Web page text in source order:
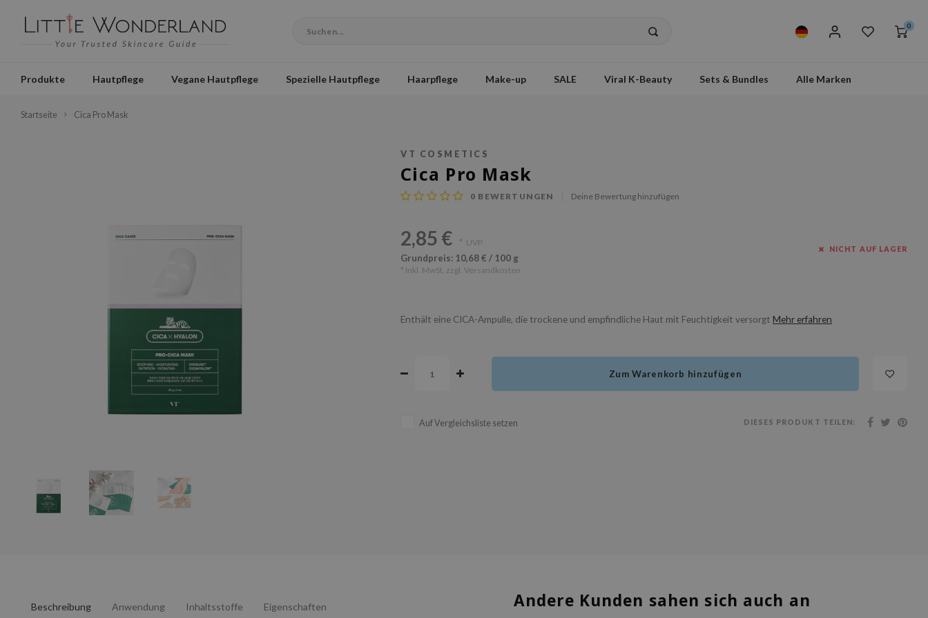
0
Produkte Hautpflege Vegane Hautpflege Spezielle Hautpflege Haarpflege Make-up SALE Viral K-Beauty Sets & Bundles Alle Marken
Startseite Cica Pro Mask
VT COSMETICS
Cica Pro Mask
0 BEWERTUNGEN Deine Bewertung hinzufügen
2,85 € * UVP
Grundpreis: 10,68 € / 100 g
* Inkl. MwSt. zzgl. Versandkosten
NICHT AUF LAGER
Enthält eine CICA-Ampulle, die trockene und empfindliche Haut mit Feuchtigkeit versorgt Mehr erfahren
Zum Warenkorb hinzufügen
Auf Vergleichsliste setzen DIESES PRODUKT TEILEN:
Beschreibung Anwendung Inhaltsstoffe Eigenschaften Andere Kunden sahen sich auch an